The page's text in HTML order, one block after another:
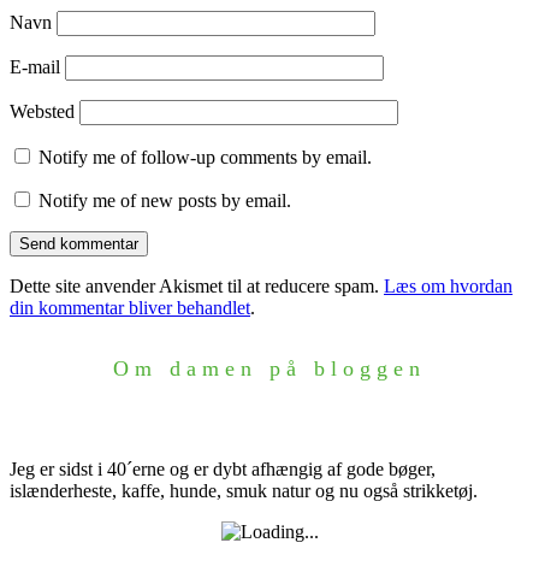
Navn
E-mail
Websted
Notify me of follow-up comments by email.
Notify me of new posts by email.
Dette site anvender Akismet til at reducere spam. Læs om hvordan
din kommentar bliver behandlet.
Om damen på bloggen
Jeg er sidst i 40´erne og er dybt afhængig af gode bøger,
islænderheste, kaffe, hunde, smuk natur og nu også strikketøj.